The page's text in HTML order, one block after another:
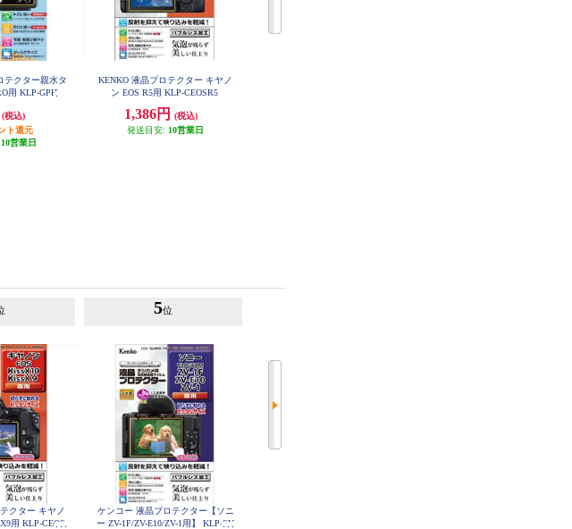
テクター親水タ
用 KLP-GPH
(税込)
ト還元
10営業日
KENKO 液晶プロテクター キヤノ
ン EOS R5用 KLP-CEOSR5
1,386円
(税込)
発送目安: 10営業日
クター キヤノ
用 KLP-CEOS
5位
ケンコー 液晶プロテクター【ソニ
ー ZV-1F/ZV-E10/ZV-1用】 KLP-SV